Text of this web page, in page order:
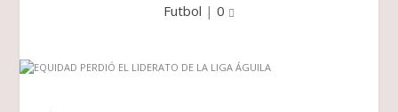
Futbol | 0